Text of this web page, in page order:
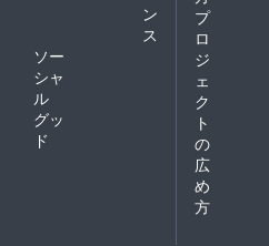
ン
ス
ソー
シャ
ル
グッ
ド
プ
ロ
ジ
ェ
ク
ト
の
広
め
方